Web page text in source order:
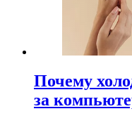
Почему
за